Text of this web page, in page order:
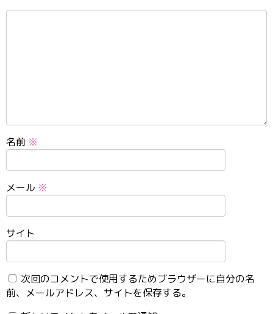
名前 ※
メール ※
サイト
次回のコメントで使用するためブラウザーに自分の名
前、メールアドレス、サイトを保存する。